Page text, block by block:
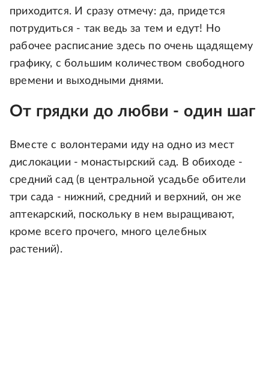
приходится. И сразу отмечу: да, придется
потрудиться - так ведь за тем и едут! Но
рабочее расписание здесь по очень щадящему
графику, с большим количеством свободного
времени и выходными днями.
От грядки до любви - один шаг
Вместе с волонтерами иду на одно из мест
дислокации - монастырский сад. В обиходе -
средний сад (в центральной усадьбе обители
три сада - нижний, средний и верхний, он же
аптекарский, поскольку в нем выращивают,
кроме всего прочего, много целебных
растений).